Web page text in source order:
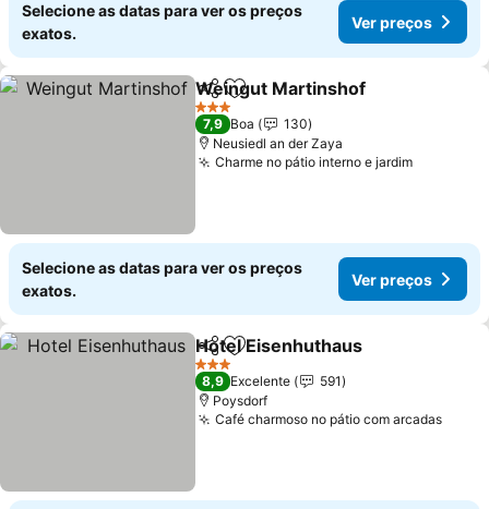
Selecione as datas para ver os preços
exatos.
Ver preços
PartilharAdicionar aos favoritos
Weingut Martinshof
3 Estrelas
7,9 Boa
130
Neusiedl an der Zaya
Charme no pátio interno e jardim
Selecione as datas para ver os preços
exatos.
Ver preços
PartilharAdicionar aos favoritos
Hotel Eisenhuthaus
3 Estrelas
8,9 Excelente
591
Poysdorf
Café charmoso no pátio com arcadas